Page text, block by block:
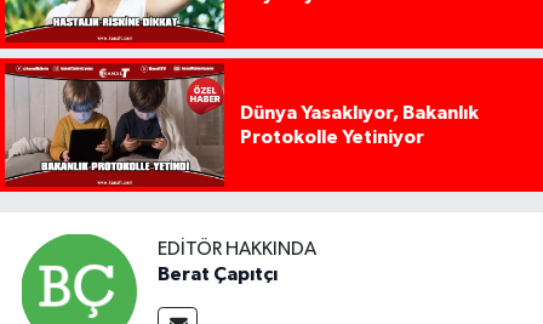
Dünya Yasaklıyor, Bakanlık
Protokolle Yetiniyor
EDITÖR HAKKINDA
Berat Çapıtçı